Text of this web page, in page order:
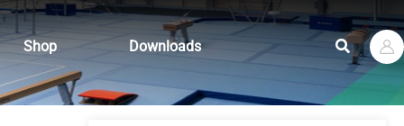
Shop Downloads Suchen